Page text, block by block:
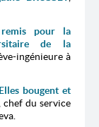
remis pour la
de la
ingénieure à
bougent et
, chef du service